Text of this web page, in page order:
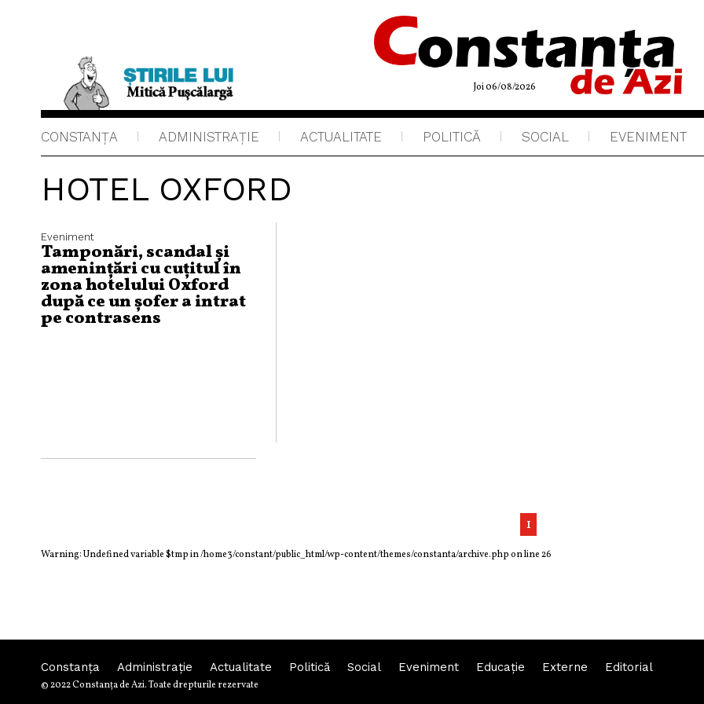
Joi 06/08/2026
CONSTANȚA ADMINISTRAŢIE ACTUALITATE POLITICĂ SOCIAL EVENIMENT
HOTEL OXFORD
Eveniment
Tamponări, scandal și
amenințări cu cuțitul în
zona hotelului Oxford
după ce un șofer a intrat
pe contrasens
1
Warning: Undefined variable $tmp in/home3/constant/public_html/wp-content/themes/constanta/archive.phpon line26
Constanța Administraţie Actualitate Politică Social Eveniment Educaţie Externe Editorial
© 2022 Constanţa de Azi. Toate drepturile rezervate